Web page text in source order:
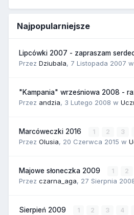
Najpopularniejsze
Lipcówki 2007 - zapraszam
Przez Dziubala, 7 Listopada 2007 w
"Kampania" wrześniowa 2008 -
Przez andzia, 3 Lutego 2008 w
Marcóweczki 2016 1 2 3
Przez Olusia, 20 Czerwca 2015 w
Majowe słoneczka 2009 1 2
Przez czarna_aga, 27 Sierpnia
Sierpień 2009 1 2 3 4